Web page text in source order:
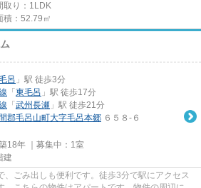
取り：1LDK
積：52.79㎡
呂 」駅 徒歩3分
「 東毛呂 」駅 徒歩17分
「 武州長瀬 」駅 徒歩21分
郡毛呂山町大字毛呂本郷 ６５８-６
18年 ｜募集中： 1室
建
、ごみ出しも便利です。徒歩3分で駅にアクセス